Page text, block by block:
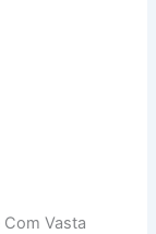
Com Vasta